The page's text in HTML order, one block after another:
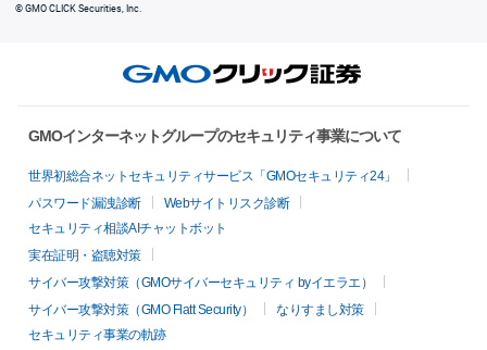
© GMO CLICK Securities, Inc.
GMOインターネットグループのセキュリティ事業について
世界初総合ネットセキュリティサービス「GMOセキュリティ24」
パスワード漏洩診断
Webサイトリスク診断
セキュリティ相談AIチャットボット
実在証明・盗聴対策
サイバー攻撃対策（GMOサイバーセキュリティ byイエラエ）
サイバー攻撃対策（GMO Flatt Security）
なりすまし対策
セキュリティ事業の軌跡